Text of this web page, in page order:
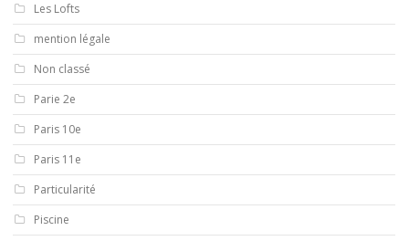
Les Lofts
mention légale
Non classé
Parie 2e
Paris 10e
Paris 11e
Particularité
Piscine